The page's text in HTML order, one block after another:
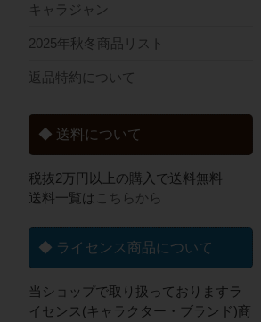
キャラジャン
2025年秋冬商品リスト
返品特約について
◆ 送料について
税抜2万円以上の購入で送料無料
送料一覧は こちらから
◆ ライセンス商品について
当ショップで取り扱っておりますラ
イセンス(キャラクター・ブランド)商